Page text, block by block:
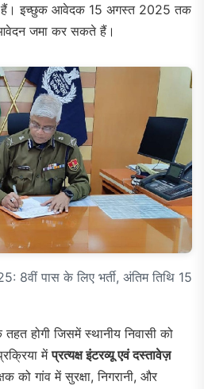
हैं। इच्छुक आवेदक 15 अगस्त 2025 तक
जमा कर सकते हैं।
8वीं पास के लिए भर्ती, अंतिम तिथि 15
होगी जिसमें स्थानीय निवासी को
मेंप्रत्यक्ष इंटरव्यू एवं दस्तावेज़
को गांव में सुरक्षा, निगरानी, और